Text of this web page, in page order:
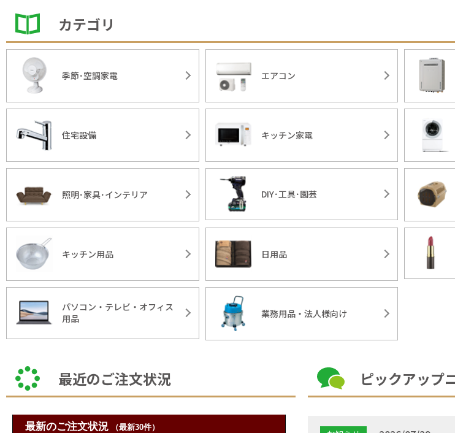
カテゴリ
季節･空調家電 エアコン
住宅設備 キッチン家電
照明･家具･インテリア DIY･工具･園芸
キッチン用品 日用品
パソコン・テレビ・オフィス
用品
業務用品・法人様向け
最近のご注文状況 ピックアップ